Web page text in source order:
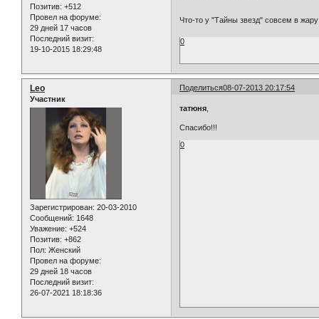
Позитив: +512
Провел на форуме:
29 дней 17 часов
Последний визит:
19-10-2015 18:29:48
Что-то у "Тайны звезд" совсем в
0
Поделиться08-07-2013 20:17:54
Leo
Участник
Зарегистрирован: 20-03-2010
Сообщений: 1648
Уважение: +524
Позитив: +862
Пол: Женский
Провел на форуме:
29 дней 18 часов
Последний визит:
26-07-2021 18:18:36
татюня
Спасибо!!!
0